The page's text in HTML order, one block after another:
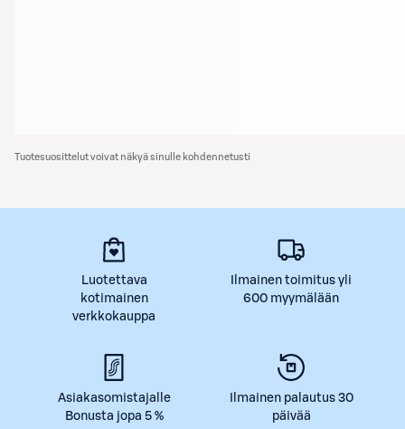
Tuotesuosittelut voivat näkyä sinulle kohdennetusti
Luotettava
kotimainen
verkkokauppa
Ilmainen toimitus yli
600 myymälään
Asiakasomistajalle
Bonusta jopa 5 %
Ilmainen palautus 30
päivää